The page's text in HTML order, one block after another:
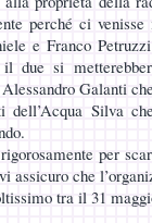
perché ci
e Franco
si
Galanti
dell’Acqua Silva
per
assicuro che
tra il 31